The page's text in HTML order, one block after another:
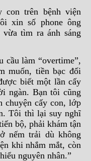
trên bệnh viện
xin số phone ông
tìm ra ánh sáng
cầu làm “overtime”,
muốn, tiền bạc đối
biết một lần cấy
ngàn. Bạn tôi cũng
chuyện cấy con, lớp
Tôi thì lại suy nghĩ
bộ, phải khám tận
nếm trải dù không
khi nhắm mắt, còn
nguyên nhân.”